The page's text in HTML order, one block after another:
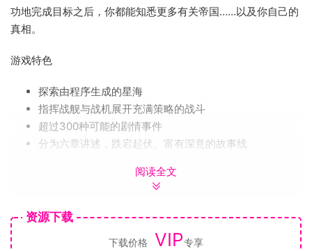
功地完成目标之后，你都能知悉更多有关帝国……以及你自己的
真相。
游戏特色
探索由程序生成的星海
指挥战舰与战机展开充满策略的战斗
超过300种可能的剧情事件
分为六章讲述，跌宕起伏、富有深意的故事线
（《基地》、《沙丘》、《太空堡垒卡拉狄加》）
阅读全文
资源下载
下载价格 VIP专享